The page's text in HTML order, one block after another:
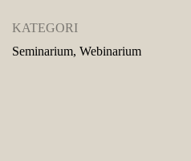
KATEGORI
Seminarium, Webinarium